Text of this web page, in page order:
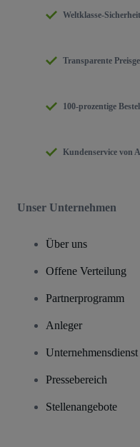
Weltklasse-
Transparente
100-prozentige
Kundenservice von
Unser Unternehmen
Über uns
Offene Verteilung
Partnerprogramm
Anleger
Unternehmensdienst
Pressebereich
Stellenangebote